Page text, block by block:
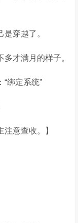
穿越了。
才满月的样子。
绑定系统”
注意查收。】